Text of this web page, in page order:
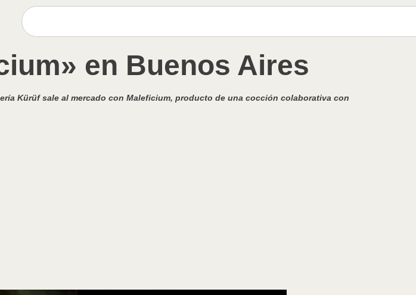
en Buenos Aires
Kürüf sale al mercado con Maleficium, producto de una cocción colaborativa con